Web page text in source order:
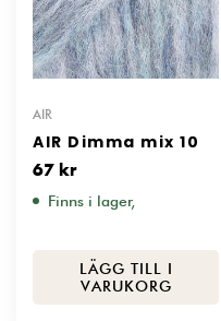
AIR
AIR Dimma mix 10
67 kr
Finns i lager,
LÄGG TILL I
VARUKORG